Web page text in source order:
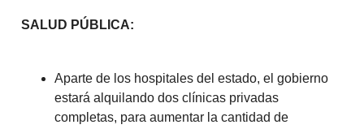
SALUD PÚBLICA:
Aparte de los hospitales del estado, el gobierno
estará alquilando dos clínicas privadas
completas, para aumentar la cantidad de